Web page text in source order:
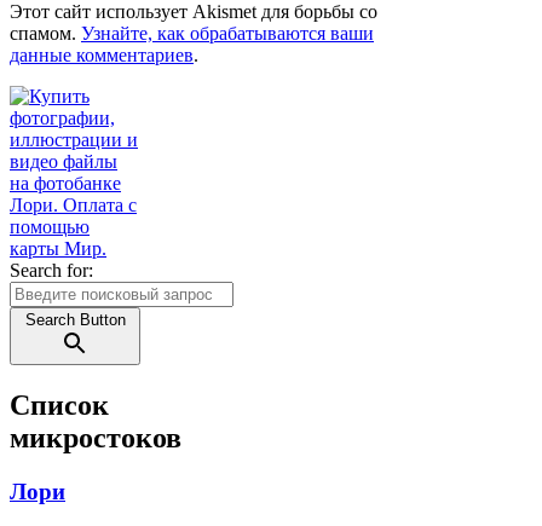
Этот сайт использует Akismet для борьбы со
спамом. Узнайте, как обрабатываются ваши
данные комментариев.
Search for:
Search Button
Список
микростоков
Лори